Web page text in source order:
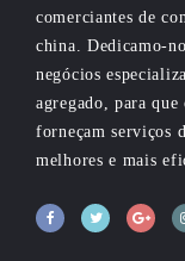
comerciantes de
china. Dedicamo-
negócios
agregado, para
forneçam serviços
melhores e mais